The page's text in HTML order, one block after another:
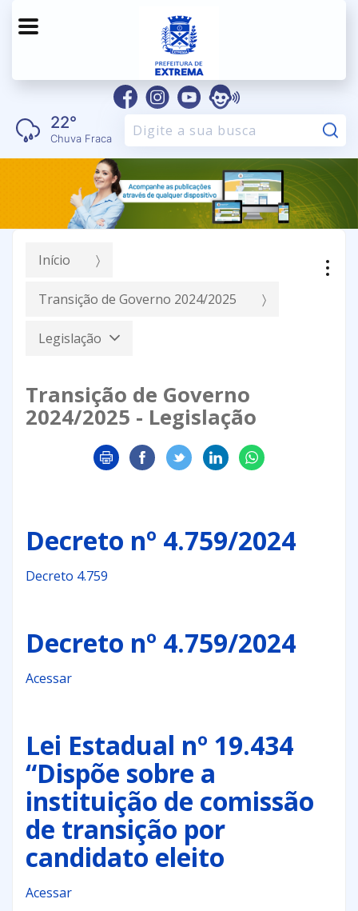
22°
Chuva Fraca
Início
Transição de Governo 2024/2025
Legislação
Transição de Governo
2024/2025 - Legislação
Decreto nº 4.759/2024
Decreto 4.759
Decreto nº 4.759/2024
Acessar
Lei Estadual nº 19.434
“Dispõe sobre a
instituição de comissão
de transição por
candidato eleito
Acessar